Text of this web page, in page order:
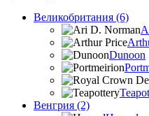
Великобритания (6)
Dunoon
Венгрия (2)